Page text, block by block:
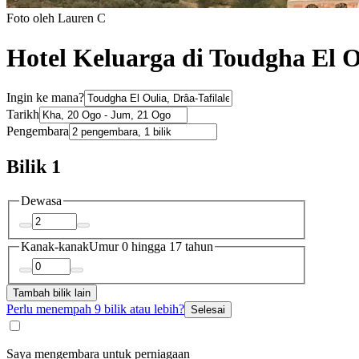
Foto oleh Lauren C
Hotel Keluarga di Toudgha El
Ingin ke mana?
Tarikh
Pengembara
Bilik 1
Dewasa
Kanak-kanakUmur 0 hingga 17 tahun
Tambah bilik lain
Perlu menempah 9 bilik atau lebih? Selesai
Saya mengembara untuk perniagaan